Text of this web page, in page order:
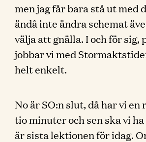
men jag får bara stå ut med
ändå inte ändra schemat
välja att gnälla. I och för sig,
jobbar vi med
helt enkelt.
No är SO:n slut, då har vi
tio minuter och sen ska vi
är sista lektionen för idag.